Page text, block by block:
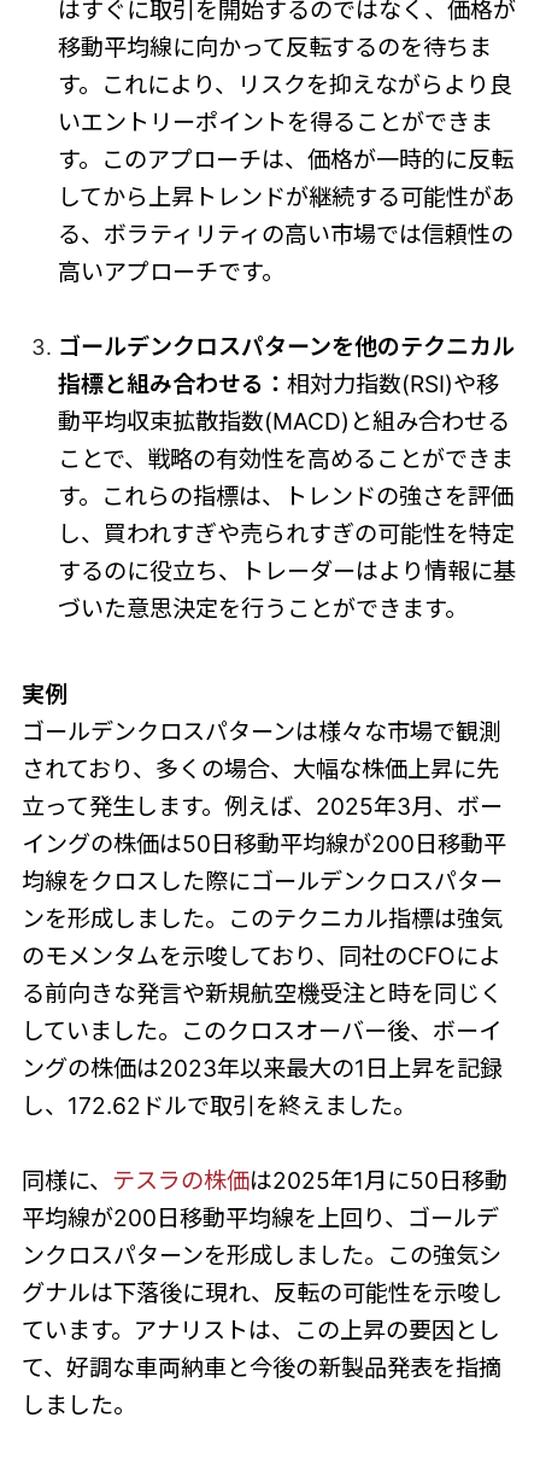
はすぐに取引を開始するのではなく、価格が
移動平均線に向かって反転するのを待ちま
す。これにより、リスクを抑えながらより良
いエントリーポイントを得ることができま
す。このアプローチは、価格が一時的に反転
してから上昇トレンドが継続する可能性があ
る、ボラティリティの高い市場では信頼性の
高いアプローチです。
ゴールデンクロスパターンを他のテクニカル
指標と組み合わせる： 相対力指数(RSI)や移
動平均収束拡散指数(MACD)と組み合わせる
ことで、戦略の有効性を高めることができま
す。これらの指標は、トレンドの強さを評価
し、買われすぎや売られすぎの可能性を特定
するのに役立ち、トレーダーはより情報に基
づいた意思決定を行うことができます。
実例
ゴールデンクロスパターンは様々な市場で観測
されており、多くの場合、大幅な株価上昇に先
立って発生します。例えば、2025年3月、ボー
イングの株価は50日移動平均線が200日移動平
均線をクロスした際にゴールデンクロスパター
ンを形成しました。このテクニカル指標は強気
のモメンタムを示唆しており、同社のCFOによ
る前向きな発言や新規航空機受注と時を同じく
していました。このクロスオーバー後、ボーイ
ングの株価は2023年以来最大の1日上昇を記録
し、172.62ドルで取引を終えました。
同様に、 テスラの株価は2025年1月に50日移動
平均線が200日移動平均線を上回り、ゴールデ
ンクロスパターンを形成しました。この強気シ
グナルは下落後に現れ、反転の可能性を示唆し
ています。アナリストは、この上昇の要因とし
て、好調な車両納車と今後の新製品発表を指摘
しました。